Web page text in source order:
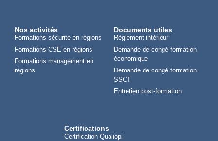
Nos activités
Formations sécurité en régions
Formations CSE en régions
Formations management en
régions
Documents utiles
Règlement intérieur
Demande de congé formation
économique
Demande de congé formation
SSCT
Entretien post-formation
Certifications
Certification Qualiopi